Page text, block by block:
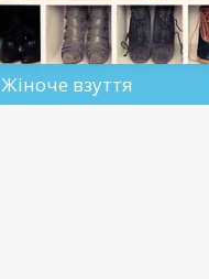
Жіноче взуття